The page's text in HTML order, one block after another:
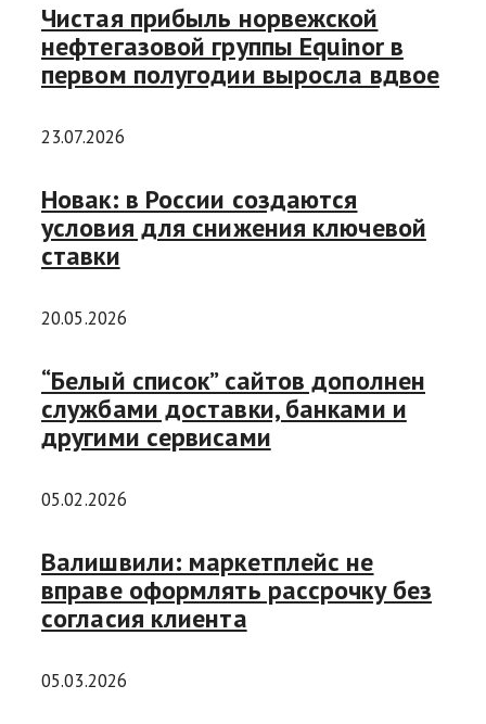
Чистая прибыль норвежской
нефтегазовой группы Equinor в
первом полугодии выросла вдвое
23.07.2026
Новак: в России создаются
условия для снижения ключевой
ставки
20.05.2026
“Белый список” сайтов дополнен
службами доставки, банками и
другими сервисами
05.02.2026
Валишвили: маркетплейс не
вправе оформлять рассрочку без
согласия клиента
05.03.2026